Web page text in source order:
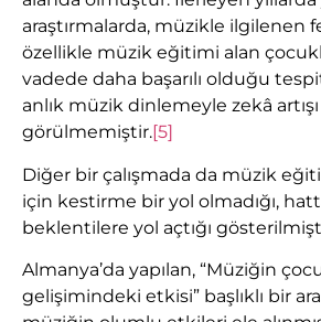
araştırmalarda, müzikle ilgilenen
özellikle müzik eğitimi alan
vadede daha başarılı olduğu
anlık müzik dinlemeyle zekâ
görülmemiştir.[5]
Diğer bir çalışmada da müzik
için kestirme bir yol olmadığı,
beklentilere yol açtığı
Almanya’da yapılan, “Müziğin
gelişimindeki etkisi” başlıklı bir